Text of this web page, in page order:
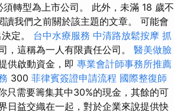
轉型為上市公司。 此外，未滿 18 歲不
我們之前關於該主題的文章。 可能會
定。 台中水療服務 中清路放鬆按摩 抓
，這稱為一人有限責任公司。 醫美做臉
供啟動資金，即 專業會計師事務所推薦
300 菲律賓簽證申請流程 國際整復師
只需要籌集其中30%的現金，其餘的可
日益交織在一起，對於企業來說提供快